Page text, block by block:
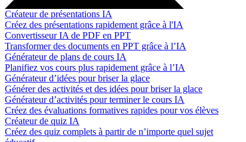
Créateur de présentations IA
Créez des présentations rapidement grâce à l'IA
Convertisseur IA de PDF en PPT
Transformer des documents en PPT grâce à l’IA
Générateur de plans de cours IA
Planifiez vos cours plus rapidement grâce à l’IA
Générateur d’idées pour briser la glace
Générer des activités et des idées pour briser la glace
Générateur d’activités pour terminer le cours IA
Créez des évaluations formatives rapides pour vos élèves
Créateur de quiz IA
Créez des quiz complets à partir de n’importe quel sujet